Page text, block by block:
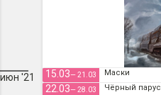
июн '21 15.03— 21.03 Маски
22.03— 28.03 Чёрный парус